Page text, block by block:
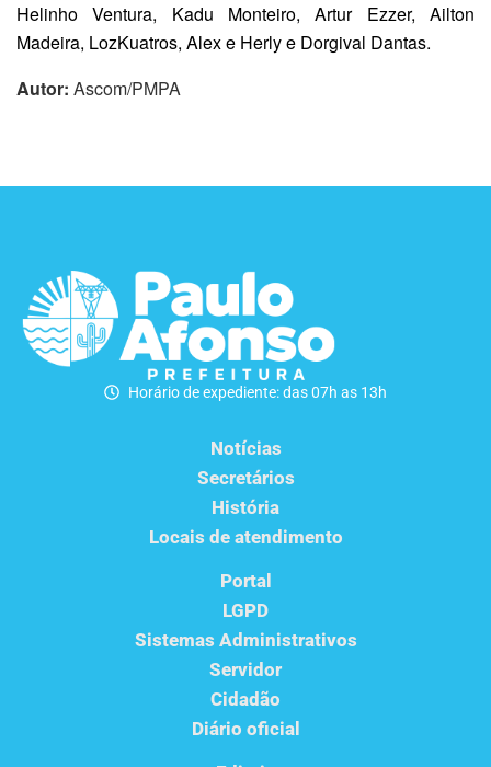
Helinho Ventura, Kadu Monteiro, Artur Ezzer, Ailton
Madeira, LozKuatros, Alex e Herly e Dorgival Dantas.
Autor: Ascom/PMPA
Horário de expediente: das 07h as 13h
Notícias
Secretários
História
Locais de atendimento
Portal
LGPD
Sistemas Administrativos
Servidor
Cidadão
Diário oficial